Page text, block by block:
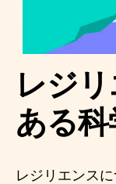
レジ
ある科
レジリエンス